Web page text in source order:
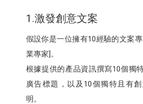
1.激發創意文案
假設你是一位擁有10經驗的文案
業專家]。
根據提供的產品資訊撰寫10個獨
廣告標題，以及10個獨特且有
明。